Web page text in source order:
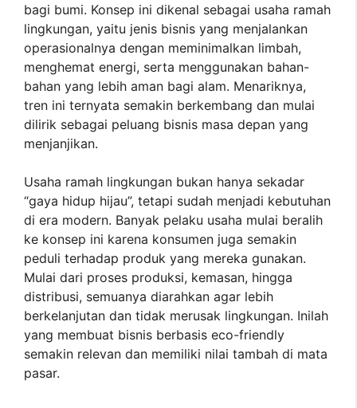
bagi bumi. Konsep ini dikenal sebagai usaha ramah
lingkungan, yaitu jenis bisnis yang menjalankan
operasionalnya dengan meminimalkan limbah,
menghemat energi, serta menggunakan bahan-
bahan yang lebih aman bagi alam. Menariknya,
tren ini ternyata semakin berkembang dan mulai
dilirik sebagai peluang bisnis masa depan yang
menjanjikan.
Usaha ramah lingkungan bukan hanya sekadar
“gaya hidup hijau”, tetapi sudah menjadi kebutuhan
di era modern. Banyak pelaku usaha mulai beralih
ke konsep ini karena konsumen juga semakin
peduli terhadap produk yang mereka gunakan.
Mulai dari proses produksi, kemasan, hingga
distribusi, semuanya diarahkan agar lebih
berkelanjutan dan tidak merusak lingkungan. Inilah
yang membuat bisnis berbasis eco-friendly
semakin relevan dan memiliki nilai tambah di mata
pasar.